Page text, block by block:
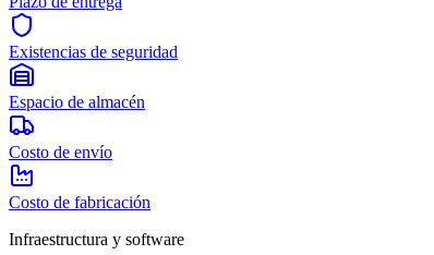
Existencias de seguridad
Espacio de almacén
Costo de envío
Costo de fabricación
Infraestructura y software